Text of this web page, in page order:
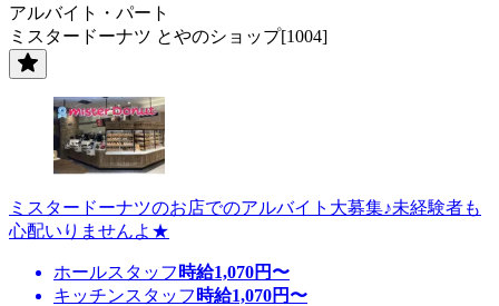
アルバイト・パート
ミスタードーナツ とやのショップ[1004]
ミスタードーナツのお店でのアルバイト大募集♪未経験者も
心配いりませんよ★
ホールスタッフ 時給1,070円〜
キッチンスタッフ 時給1,070円〜